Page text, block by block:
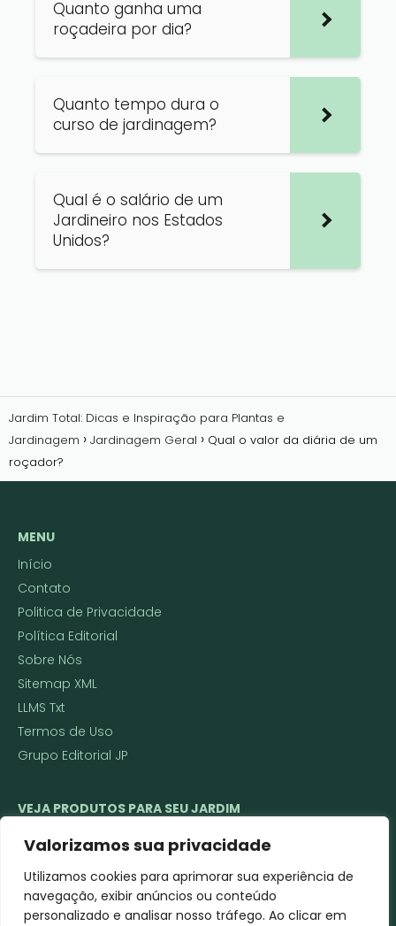
Valorizamos sua privacidade
Utilizamos cookies para aprimorar sua experiência de
navegação, exibir anúncios ou conteúdo
personalizado e analisar nosso tráfego. Ao clicar em
Quanto ganha uma
roçadeira por dia?
Quanto tempo dura o
curso de jardinagem?
Qual é o salário de um
Jardineiro nos Estados
Unidos?
Jardim Total: Dicas e Inspiração para Plantas e
Jardinagem
Jardinagem Geral
Qual o valor da diária de um
roçador?
MENU
Início
Contato
Politica de Privacidade
Política Editorial
Sobre Nós
Sitemap XML
LLMS Txt
Termos de Uso
Grupo Editorial JP
VEJA PRODUTOS PARA SEU JARDIM
🌱 Ferramentas de Jardinagem
🌼 Vasos Decorativos e Técnicos
🌿 Sementes e Mudas
Roçadeira a gasolina ou elétrica